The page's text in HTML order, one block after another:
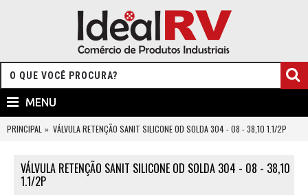
MENU
PRINCIPAL VÁLVULA RETENÇÃO SANIT SILICONE OD SOLDA 304 - 08 - 38,10 1.1/2P
VÁLVULA RETENÇÃO SANIT SILICONE OD SOLDA 304 - 08 - 38,10
1.1/2P